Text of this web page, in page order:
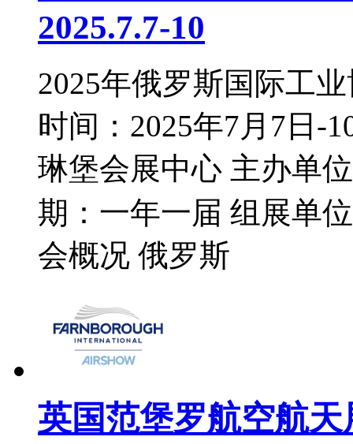
2025.7.7-10
2025年俄罗斯国际工
时间：2025年7月7日-
琳堡会展中心 主办单
期：一年一届 组展单
会概况 俄罗斯
英国范堡罗航空航